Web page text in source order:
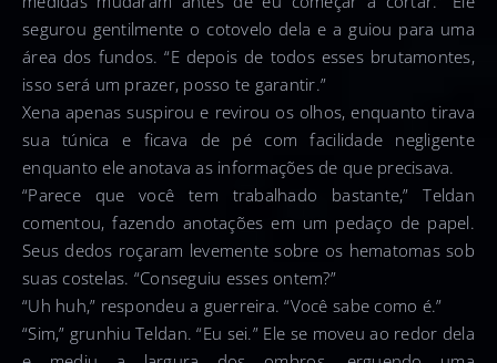
segurou gentilmente o cotovelo dela e a guiou para uma
área dos fundos. “E depois de todos esses brutamontes,
isso será um prazer, posso te garantir.”
Xena apenas suspirou e revirou os olhos, enquanto tirava
sua túnica e ficava de pé com facilidade negligente
enquanto ele anotava as informações de que precisava.
“Parece que você tem trabalhado bastante,” Teldan
comentou, fazendo anotações em um pedaço de papel.
Seus dedos roçaram levemente sobre os hematomas sob
suas costelas. “Conseguiu esses ontem?”
“Uh huh,” respondeu a guerreira. “Você sabe como é.”
“Sim,” grunhiu Teldan. “Eu sei.” Ele se moveu ao redor dela